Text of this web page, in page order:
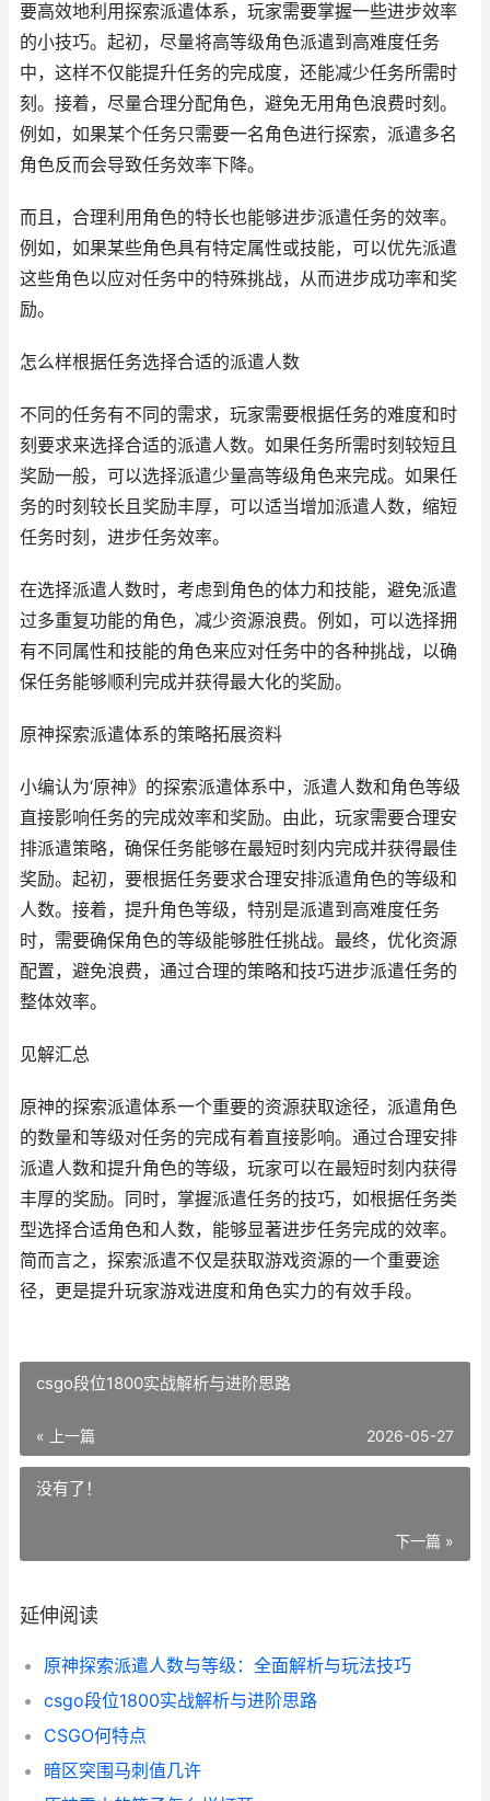
要高效地利用探索派遣体系，玩家需要掌握一些进步效率
的小技巧。起初，尽量将高等级角色派遣到高难度任务
中，这样不仅能提升任务的完成度，还能减少任务所需时
刻。接着，尽量合理分配角色，避免无用角色浪费时刻。
例如，如果某个任务只需要一名角色进行探索，派遣多名
角色反而会导致任务效率下降。
而且，合理利用角色的特长也能够进步派遣任务的效率。
例如，如果某些角色具有特定属性或技能，可以优先派遣
这些角色以应对任务中的特殊挑战，从而进步成功率和奖
励。
怎么样根据任务选择合适的派遣人数
不同的任务有不同的需求，玩家需要根据任务的难度和时
刻要求来选择合适的派遣人数。如果任务所需时刻较短且
奖励一般，可以选择派遣少量高等级角色来完成。如果任
务的时刻较长且奖励丰厚，可以适当增加派遣人数，缩短
任务时刻，进步任务效率。
在选择派遣人数时，考虑到角色的体力和技能，避免派遣
过多重复功能的角色，减少资源浪费。例如，可以选择拥
有不同属性和技能的角色来应对任务中的各种挑战，以确
保任务能够顺利完成并获得最大化的奖励。
原神探索派遣体系的策略拓展资料
小编认为‘原神》的探索派遣体系中，派遣人数和角色等级
直接影响任务的完成效率和奖励。由此，玩家需要合理安
排派遣策略，确保任务能够在最短时刻内完成并获得最佳
奖励。起初，要根据任务要求合理安排派遣角色的等级和
人数。接着，提升角色等级，特别是派遣到高难度任务
时，需要确保角色的等级能够胜任挑战。最终，优化资源
配置，避免浪费，通过合理的策略和技巧进步派遣任务的
整体效率。
见解汇总
原神的探索派遣体系一个重要的资源获取途径，派遣角色
的数量和等级对任务的完成有着直接影响。通过合理安排
派遣人数和提升角色的等级，玩家可以在最短时刻内获得
丰厚的奖励。同时，掌握派遣任务的技巧，如根据任务类
型选择合适角色和人数，能够显著进步任务完成的效率。
简而言之，探索派遣不仅是获取游戏资源的一个重要途
径，更是提升玩家游戏进度和角色实力的有效手段。
csgo段位1800实战解析与进阶思路
« 上一篇 2026-05-27
没有了！
下一篇 »
延伸阅读
原神探索派遣人数与等级：全面解析与玩法技巧
csgo段位1800实战解析与进阶思路
CSGO何特点
暗区突围马刺值几许